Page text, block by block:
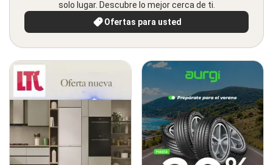
solo lugar. Descubre lo mejor cerca de ti.
Ofertas para usted